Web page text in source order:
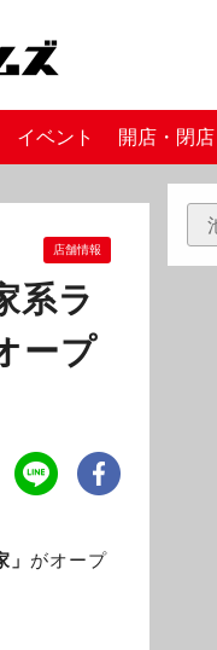
イベント 開店・閉店
店舗情報
系ラ
ープ
がオープ